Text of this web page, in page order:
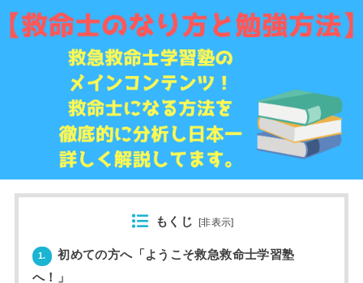
もくじ [非表示]
1.
初めての方へ「ようこそ救急救命士学習塾
へ！」